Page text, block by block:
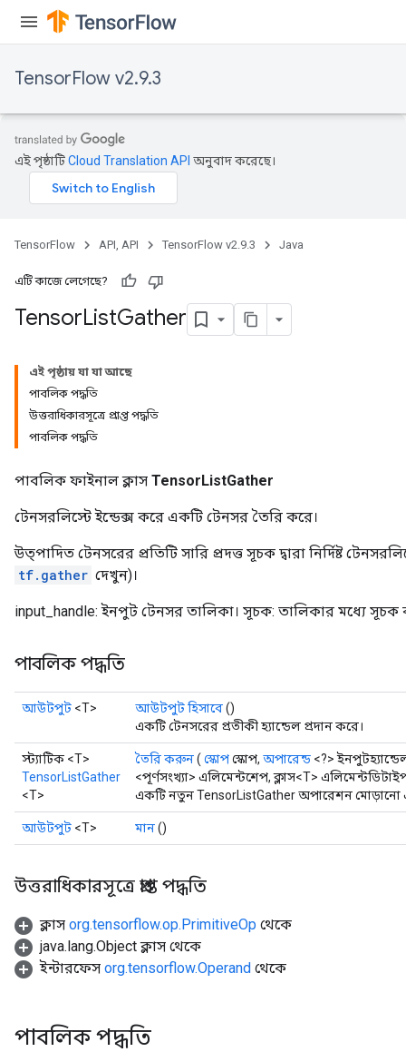
TensorFlow v2.9.3
এই পৃষ্ঠাটিCloud Translation API অনুবাদ করেছে।
TensorFlow API, API TensorFlow v2.9.3 Java
এটি কাজে লেগেছে?
TensorListGather
এই পৃষ্ঠায় যা যা আছে
পাবলিক পদ্ধতি
উত্তরাধিকারসূত্রে প্রাপ্ত পদ্ধতি
পাবলিক পদ্ধতি
পাবলিক ফাইনাল ক্লাস TensorListGather
টেনসরলিস্টে ইন্ডেক্স করে একটি টেনসর তৈরি করে।
উত্পাদিত টেনসরের প্রতিটি সারি প্রদত্ত সূচক দ্বারা নির্দিষ্ট
tf.gather দেখুন)।
input_handle: ইনপুট টেনসর তালিকা। সূচক: তালিকার মধ্যে
পাবলিক পদ্ধতি
আউটপুট <T> আউটপুট হিসাবে()
একটি টেনসরের প্রতীকী হ্যান্ডেল প্রদান করে।
স্ট্যাটিক <T>
TensorListGather
<T>
তৈরি করুন( স্কোপস্কোপ, অপারেন্ড <?>
<পূর্ণসংখ্যা> এলিমেন্টশেপ, ক্লাস<T>
একটি নতুন TensorListGather অপারেশন মোড়ানো
আউটপুট <T> মান()
উত্তরাধিকারসূত্রে প্রাপ্ত পদ্ধতি
ক্লাস org.tensorflow.op.PrimitiveOp থেকে
java.lang.Object ক্লাস থেকে
ইন্টারফেস org.tensorflow.Operand থেকে
পাবলিক পদ্ধতি